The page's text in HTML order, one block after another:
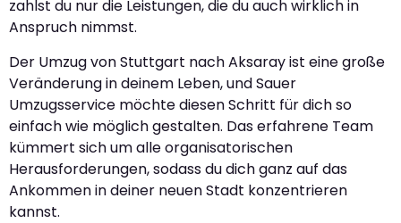
zahlst du nur die Leistungen, die du auch wirklich in
Anspruch nimmst.
Der Umzug von Stuttgart nach Aksaray ist eine große
Veränderung in deinem Leben, und Sauer
Umzugsservice möchte diesen Schritt für dich so
einfach wie möglich gestalten. Das erfahrene Team
kümmert sich um alle organisatorischen
Herausforderungen, sodass du dich ganz auf das
Ankommen in deiner neuen Stadt konzentrieren
kannst.